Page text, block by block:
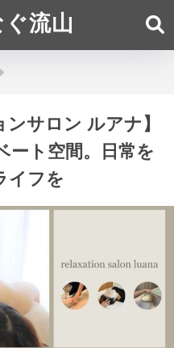
流山
ンサロン ルアナ】
ート空間。日常を
イフを